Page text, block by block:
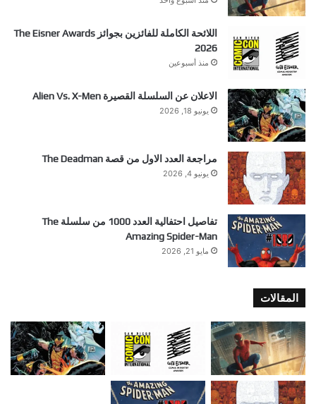
اللائحة الكاملة للفائزين بجوائز The Eisner Awards
2026
منذ أسبوعين
الاعلان عن السلسلة القصيرة Alien Vs. X-Men
يونيو 18, 2026
مراجعة العدد الاول من قصة The Deadman
يونيو 4, 2026
تفاصيل احتفالية العدد 1000 من سلسلة The
Amazing Spider-Man
مايو 21, 2026
المقالات